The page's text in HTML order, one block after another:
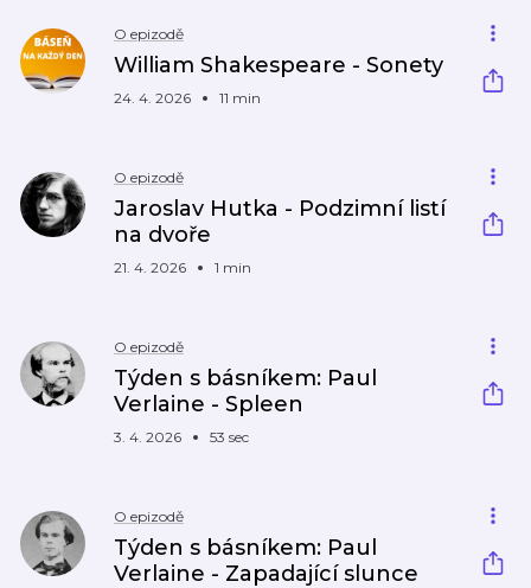
O epizodě
William Shakespeare - Sonety
24. 4. 2026 11 min
O epizodě
Jaroslav Hutka - Podzimní listí
na dvoře
21. 4. 2026 1 min
O epizodě
Týden s básníkem: Paul
Verlaine - Spleen
3. 4. 2026 53 sec
O epizodě
Týden s básníkem: Paul
Verlaine - Zapadající slunce